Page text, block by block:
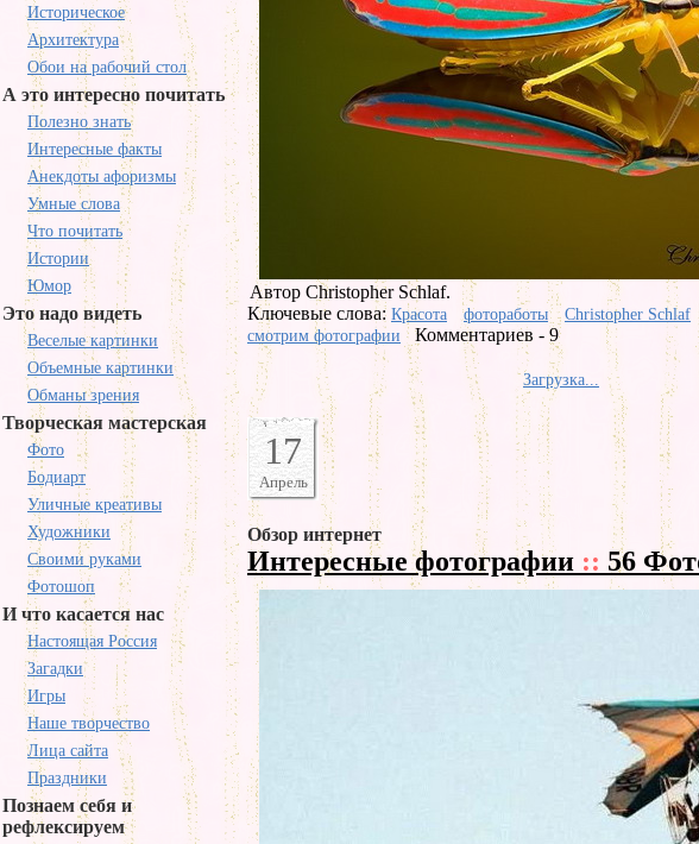
Историческое
Архитектура
Обои на рабочий стол
А это интересно почитать
Полезно знать
Интересные факты
Анекдоты афоризмы
Умные слова
Что почитать
Истории
Юмор
Это надо видеть
Веселые картинки
Объемные картинки
Обманы зрения
Творческая мастерская
Фото
Бодиарт
Уличные креативы
Художники
Своими руками
Фотошоп
И что касается нас
Настоящая Россия
Загадки
Игры
Наше творчество
Лица сайта
Праздники
Познаем себя и
рефлексируем
Автор Christopher Schlaf.
Ключевые слова: Красота фотоработы Christopher Schlaf
смотрим фотографии
Комментариев - 9
Загрузка...
17
Апрель
Обзор интернет
Интересные фотографии :: 56